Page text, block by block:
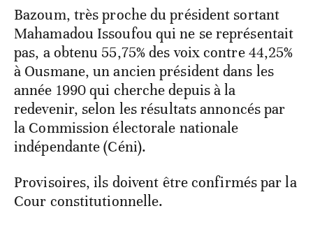
Bazoum, très proche du président sortant
Mahamadou Issoufou qui ne se représentait
pas, a obtenu 55,75% des voix contre 44,25%
à Ousmane, un ancien président dans les
année 1990 qui cherche depuis à la
redevenir, selon les résultats annoncés par
la Commission électorale nationale
indépendante (Céni).
Provisoires, ils doivent être confirmés par la
Cour constitutionnelle.